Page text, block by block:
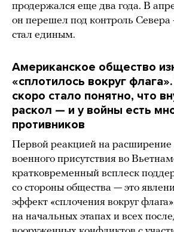
продержался еще два года. В
он перешел под контроль
стал единым.
Американское общество
«сплотилось вокруг
скоро стало понятно, что
раскол — и у войны есть
противников
Первой реакцией на расширение
военного присутствия во
кратковременный всплеск
со стороны общества — это
эффект «сплочения вокруг
на начальных этапах и всех